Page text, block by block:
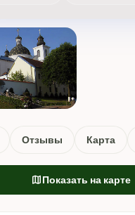
Отзывы Карта
mapПоказать на карте